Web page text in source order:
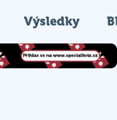
Výsledky